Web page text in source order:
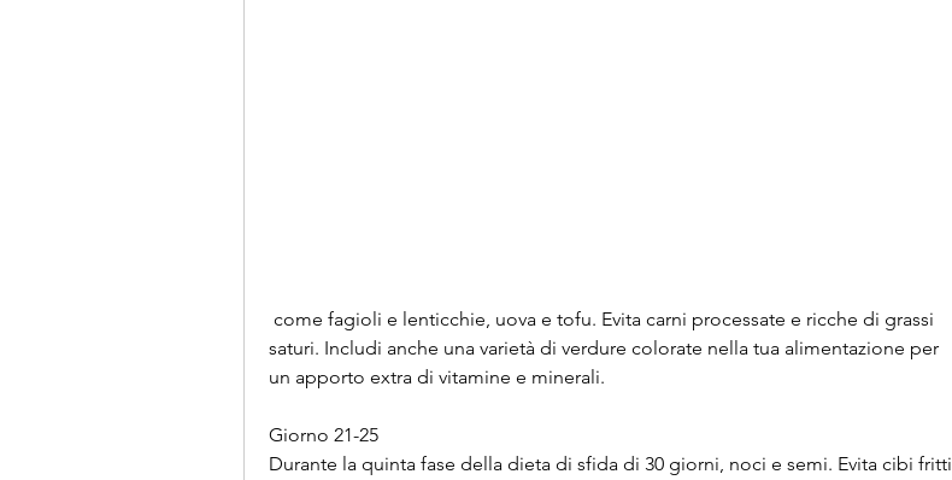
saturi. Includi anche una varietà di verdure colorate nella tua alimentazione per
un apporto extra di vitamine e minerali.
Giorno 21-25
Durante la quinta fase della dieta di sfida di 30 giorni, noci e semi. Evita cibi fritti